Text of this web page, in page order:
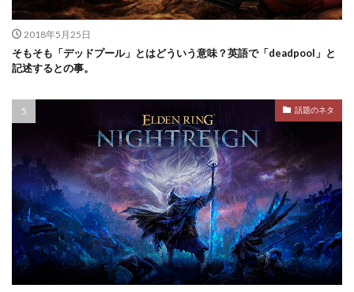
2018年5月25日
そもそも「デッドプール」とはどういう意味？英語で「deadpool」と
記述するとの事。
話題のネタ